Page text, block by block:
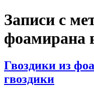
Записи с
фоамирана
Гвоздики из
гвоздики